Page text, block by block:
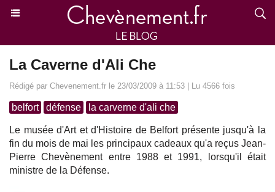
La Caverne d'Ali Che
Rédigé par Chevenement.fr le 23/03/2009 à 11:53 | Lu 4566 fois
belfort défense la carverne d'ali che
Le musée d'Art et d'Histoire de Belfort présente jusqu'à la
fin du mois de mai les principaux cadeaux qu'a reçus Jean-
Pierre Chevènement entre 1988 et 1991, lorsqu'il était
ministre de la Défense.